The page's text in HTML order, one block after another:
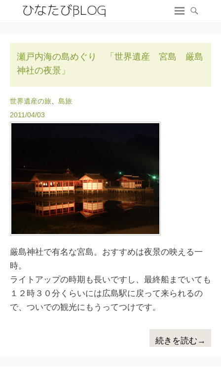
瀬戸内海の島めぐり 「世界遺産 宮島 厳島
神社の夜景」
世界遺産の旅
島旅
2011/04/03
厳島神社で有名な宮島。おすすめは夜景の映える一
時。
ライトアップの時期も長いですし、最終船までいても
１２時３０分くらいには広島駅に戻って来られるの
で、ついでの観光にもうってつけです。
続きを読む→